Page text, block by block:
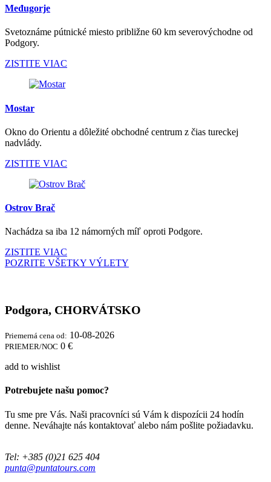
Međugorje
Svetoznáme pútnické miesto približne 60 km severovýchodne od
Podgory.
ZISTITE VIAC
Mostar
Okno do Orientu a dôležité obchodné centrum z čias tureckej
nadvlády.
ZISTITE VIAC
Ostrov Brač
Nachádza sa iba 12 námorných míľ oproti Podgore.
ZISTITE VIAC
POZRITE VŠETKY VÝLETY
Podgora, CHORVÁTSKO
Priemerná cena od: 10-08-2026
PRIEMER/NOC 0 €
add to wishlist
Potrebujete našu pomoc?
Tu sme pre Vás. Naši pracovníci sú Vám k dispozícii 24 hodín
denne. Neváhajte nás kontaktovať alebo nám pošlite požiadavku.
Tel: +385 (0)21 625 404
punta@puntatours.com